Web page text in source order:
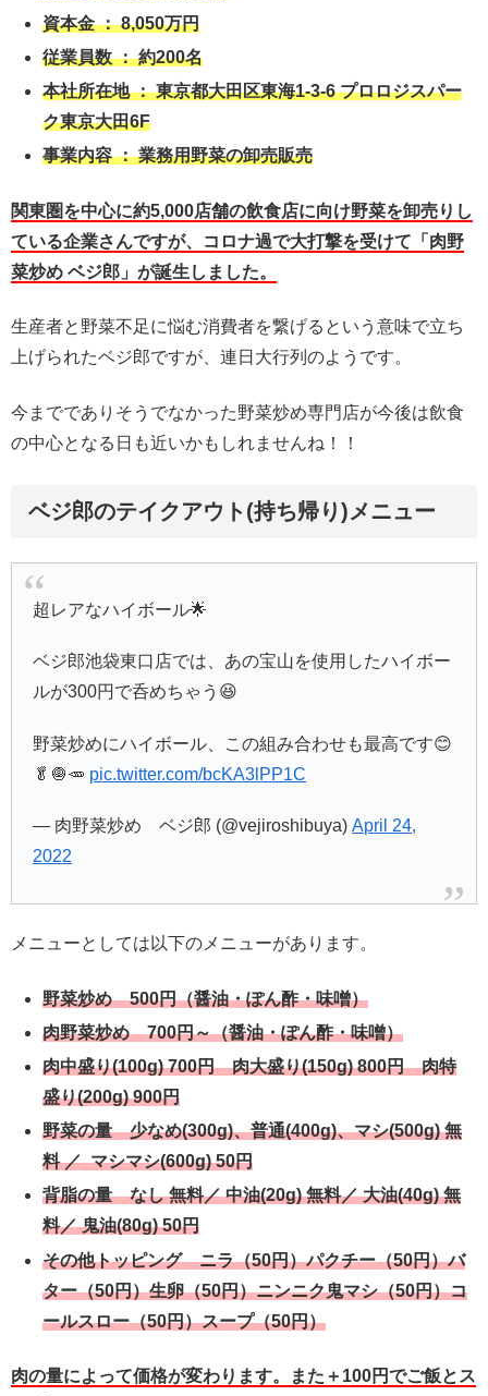
資本金 ： 8,050万円
従業員数 ： 約200名
本社所在地 ： 東京都大田区東海1-3-6 プロロジスパー
ク東京大田6F
事業内容 ： 業務用野菜の卸売販売
関東圏を中心に約5,000店舗の飲食店に向け野菜を卸売りし
ている企業さんですが、コロナ過で大打撃を受けて「肉野
菜炒め ベジ郎」が誕生しました。
生産者と野菜不足に悩む消費者を繋げるという意味で立ち
上げられたベジ郎ですが、連日大行列のようです。
今まででありそうでなかった野菜炒め専門店が今後は飲食
の中心となる日も近いかもしれませんね！！
ベジ郎のテイクアウト(持ち帰り)メニュー
超レアなハイボール🌟
ベジ郎池袋東口店では、あの宝山を使用したハイボー
ルが300円で呑めちゃう😆
野菜炒めにハイボール、この組み合わせも最高です😊
🥬🧅🥕 pic.twitter.com/bcKA3lPP1C
— 肉野菜炒め ベジ郎 (@vejiroshibuya)April 24,
2022
メニューとしては以下のメニューがあります。
野菜炒め 500円（醤油・ぽん酢・味噌）
肉野菜炒め 700円～（醤油・ぽん酢・味噌）
肉中盛り(100g) 700円 肉大盛り(150g) 800円 肉特
盛り(200g) 900円
野菜の量 少なめ(300g)、普通(400g)、マシ(500g) 無
料 ／ マシマシ(600g) 50円
背脂の量 なし 無料／ 中油(20g) 無料／ 大油(40g) 無
料／ 鬼油(80g) 50円
その他トッピング ニラ（50円）パクチー（50円）バ
ター（50円）生卵（50円）ニンニク鬼マシ（50円）コ
ールスロー（50円）スープ（50円）
肉の量によって価格が変わります。また＋100円でご飯とス